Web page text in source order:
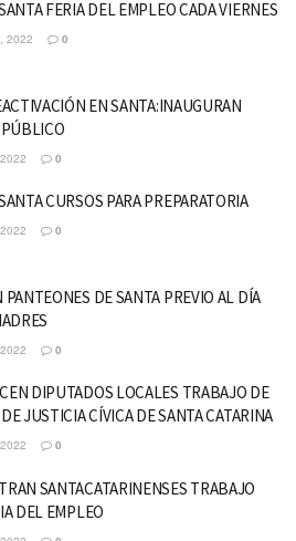
FERIA DEL EMPLEO CADA VIERNES
2022 0
EN SANTA:INAUGURAN
0
CURSOS PARA PREPARATORIA
0
PANTEONES DE SANTA PREVIO AL DÍA
0
DIPUTADOS LOCALES TRABAJO DE
JUSTICIA CÍVICA DE SANTA CATARINA
0
SANTACATARINENSES TRABAJO
DEL EMPLEO